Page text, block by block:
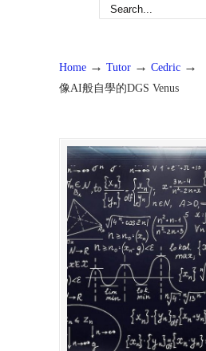
Home → Tutor → Cedric →
像AI般自學的DGS Venus